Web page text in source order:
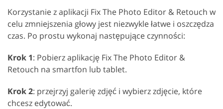
Korzystanie z aplikacji Fix The Photo Editor & Retouch w
celu zmniejszenia głowy jest niezwykle łatwe i oszczędza
czas. Po prostu wykonaj następujące czynności:
Krok 1: Pobierz aplikację Fix The Photo Editor &
Retouch na smartfon lub tablet.
Krok 2: przejrzyj galerię zdjęć i wybierz zdjęcie, które
chcesz edytować.